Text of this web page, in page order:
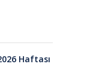
Haftası